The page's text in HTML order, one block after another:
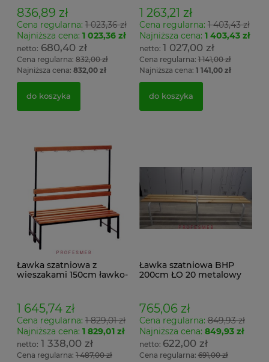
836,89 zł
Cena regularna: 1 023,36 zł
Najniższa cena: 1 023,36 zł
680,40 zł
Cena regularna: 832,00 zł
Najniższa cena: 832,00 zł
do koszyka
1 263,21 zł
Cena regularna:1 403,43 zł
Najniższa cena: 1 403,43 zł
1 027,00 zł
Cena regularna:1 141,00 zł
Najniższa cena: 1 141,00 zł
do koszyka
Ławka szatniowa z
wieszakami 150cm ławko-
1 645,74 zł
Cena regularna: 1 829,01 zł
Najniższa cena: 1 829,01 zł
1 338,00 zł
Cena regularna: 1 487,00 zł
Ławka szatniowa BHP
200cm ŁO 20 metalowy
765,06 zł
Cena regularna:849,93 zł
Najniższa cena: 849,93 zł
622,00 zł
Cena regularna:691,00 zł